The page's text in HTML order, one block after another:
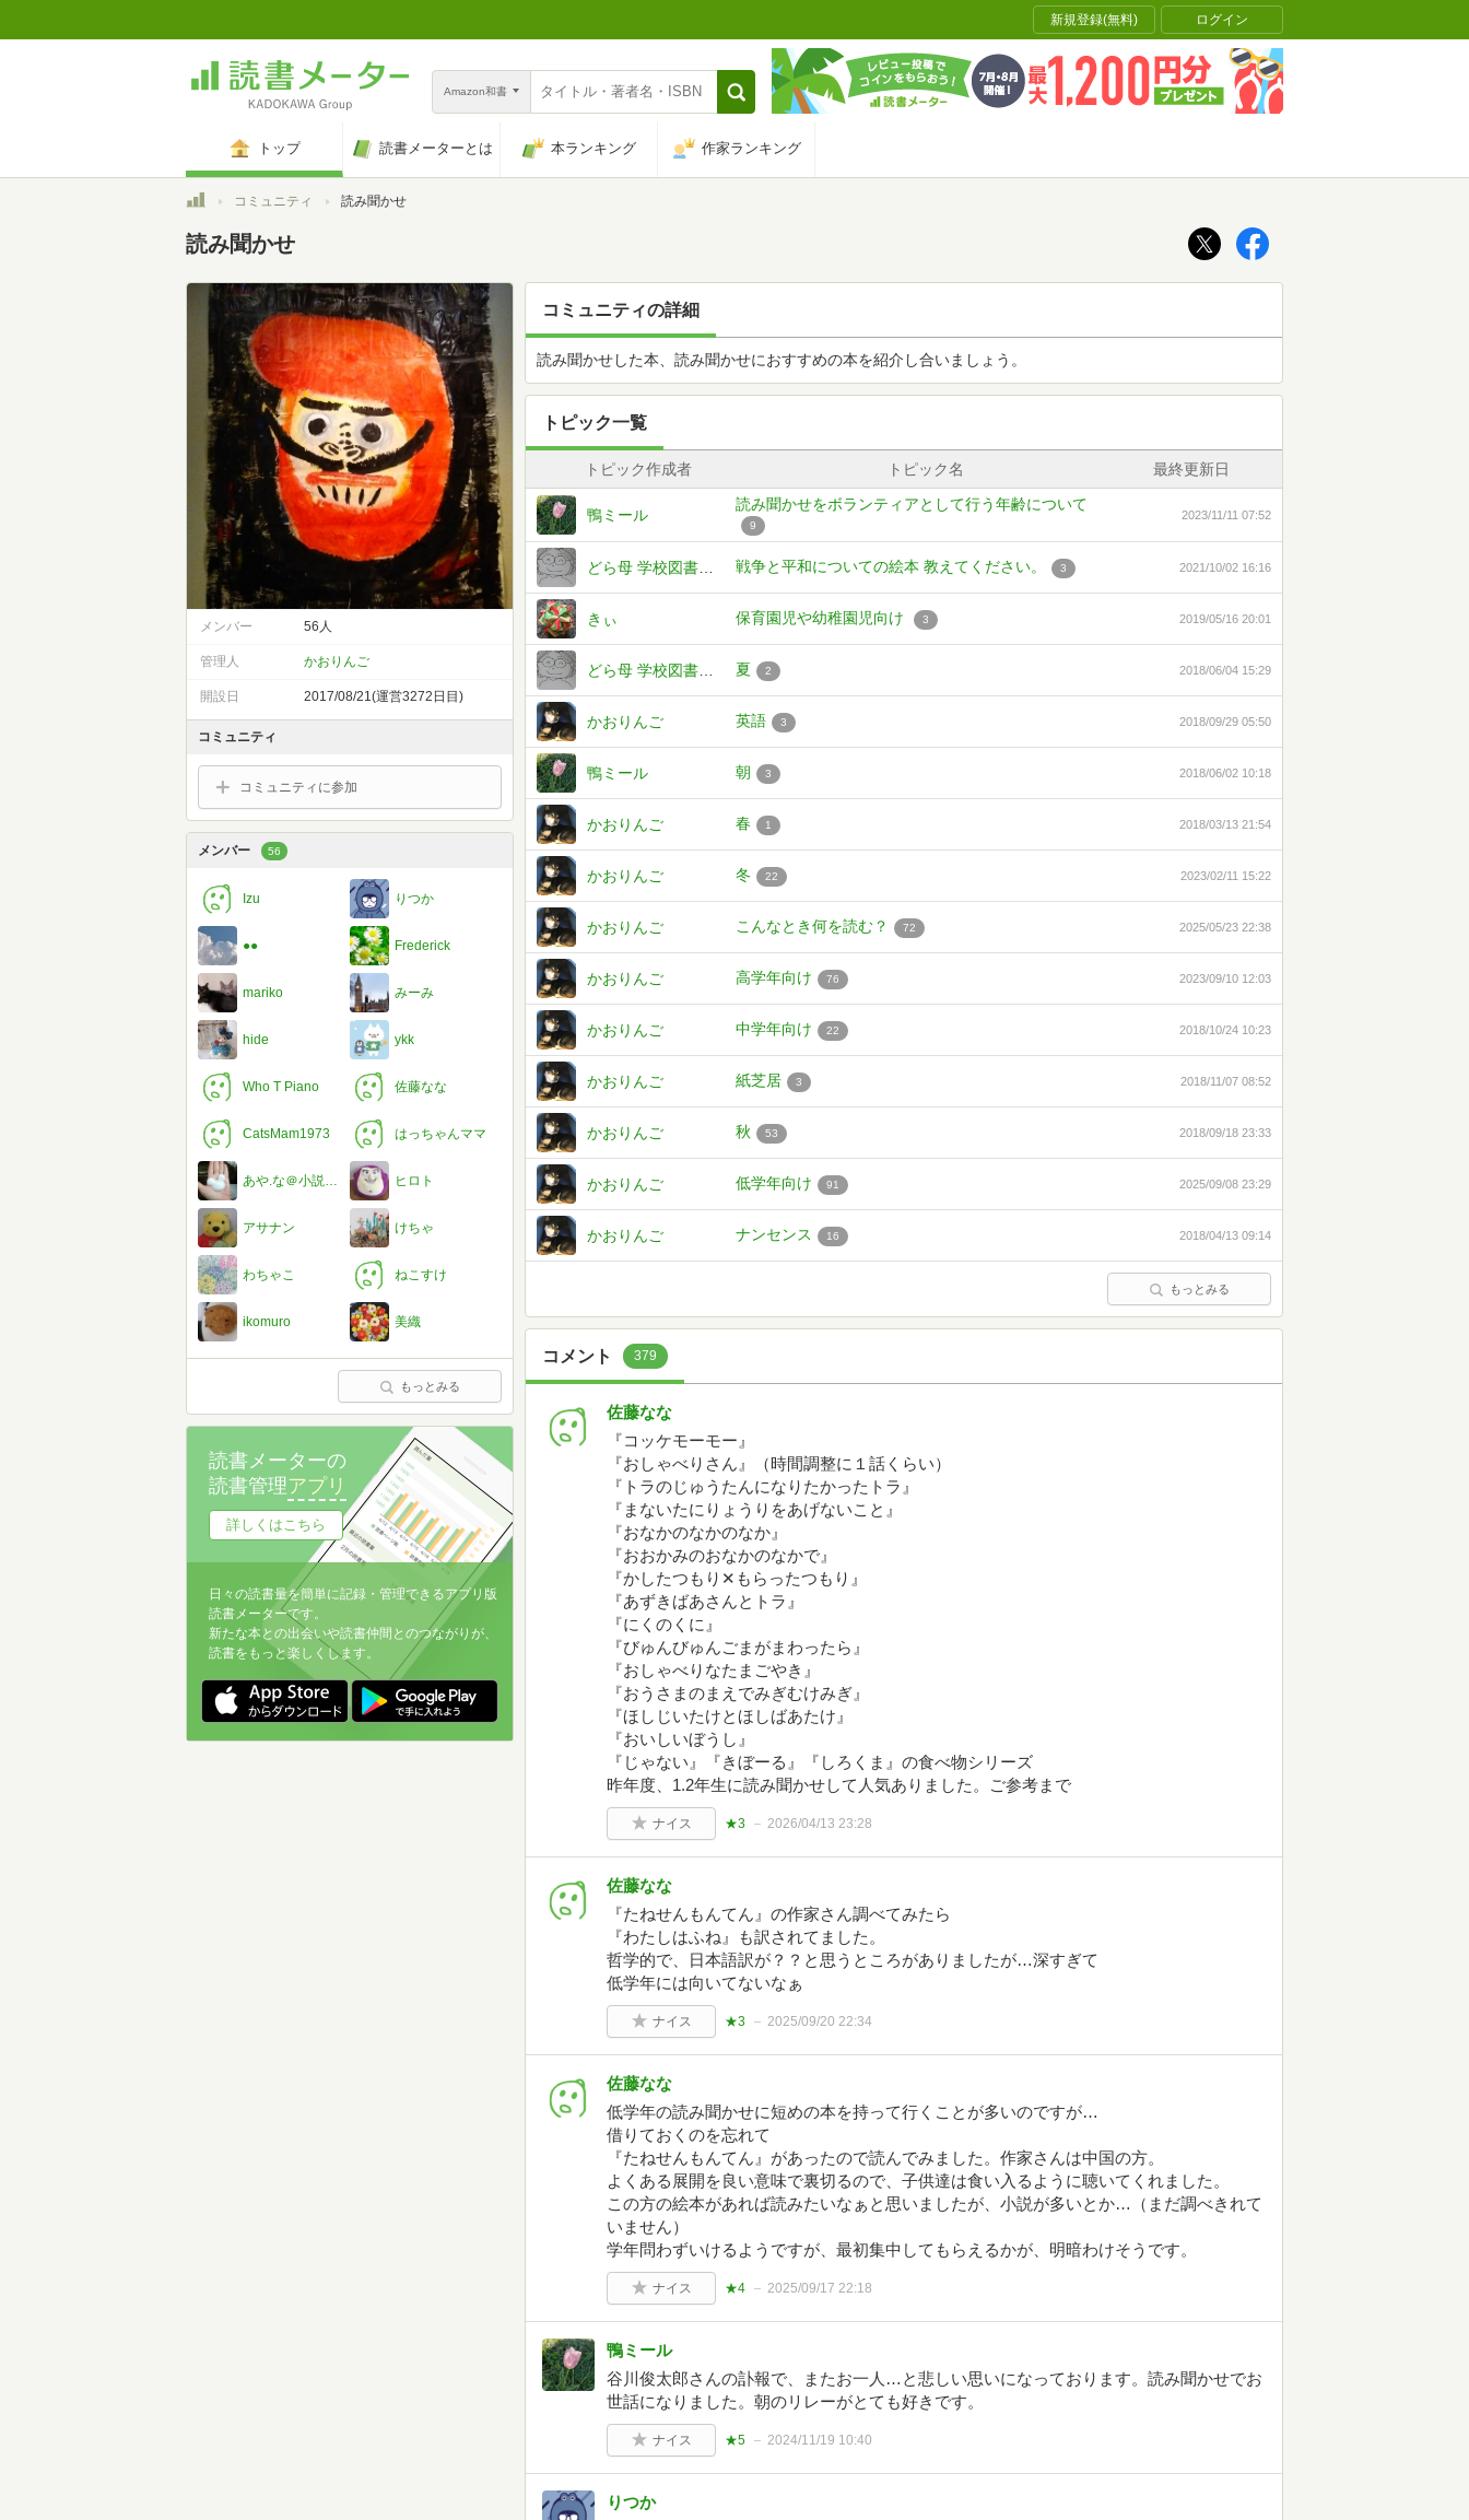
新規登録(無料) ログイン
Amazon和書
トップ 読書メーターとは 本ランキング 作家ランキング
トップコミュニティ 読み聞かせ
読み聞かせ
コミュニティの詳細
読み聞かせした本、読み聞かせにおすすめの本を紹介し合いましょう。
トピック一覧
トピック作成者 トピック名 最終更新日
鴨ミール
読み聞かせをボランティアとして行う年齢について
9
2023/11/11 07:52
戦争と平和についての絵本 教えてください。 3 2021/10/02 16:16
きぃ 保育園児や幼稚園児向け 3 2019/05/16 20:01
夏 2 2018/06/04 15:29
かおりんご 英語 3 2018/09/29 05:50
鴨ミール 朝 3 2018/06/02 10:18
かおりんご 春 1 2018/03/13 21:54
かおりんご 冬 22 2023/02/11 15:22
かおりんご こんなとき何を読む？ 72 2025/05/23 22:38
かおりんご 高学年向け 76 2023/09/10 12:03
かおりんご 中学年向け 22 2018/10/24 10:23
かおりんご 紙芝居 3 2018/11/07 08:52
かおりんご 秋 53 2018/09/18 23:33
かおりんご 低学年向け 91 2025/09/08 23:29
かおりんご ナンセンス 16 2018/04/13 09:14
もっとみる
コメント 379
佐藤なな
『コッケモーモー』
『おしゃべりさん』（時間調整に１話くらい）
『トラのじゅうたんになりたかったトラ』
『まないたにりょうりをあげないこと』
『おなかのなかのなか』
『おおかみのおなかのなかで』
『かしたつもり✕もらったつもり』
『あずきばあさんとトラ』
『にくのくに』
『びゅんびゅんごまがまわったら』
『おしゃべりなたまごやき』
『おうさまのまえでみぎむけみぎ』
『ほしじいたけとほしばあたけ』
『おいしいぼうし』
『じゃない』『きぼーる』『しろくま』の食べ物シリーズ
昨年度、1.2年生に読み聞かせして人気ありました。ご参考まで
ナイス ★3 2026/04/13 23:28
佐藤なな
『たねせんもんてん』の作家さん調べてみたら
『わたしはふね』も訳されてました。
哲学的で、日本語訳が？？と思うところがありましたが…深すぎて
低学年には向いてないなぁ
ナイス ★3 2025/09/20 22:34
佐藤なな
低学年の読み聞かせに短めの本を持って行くことが多いのですが…
借りておくのを忘れて
『たねせんもんてん』があったので読んでみました。作家さんは中国の方。
よくある展開を良い意味で裏切るので、子供達は食い入るように聴いてくれました。
この方の絵本があれば読みたいなぁと思いましたが、小説が多いとか…（まだ調べきれて
いません）
学年問わずいけるようですが、最初集中してもらえるかが、明暗わけそうです。
ナイス ★4 2025/09/17 22:18
鴨ミール
谷川俊太郎さんの訃報で、またお一人…と悲しい思いになっております。読み聞かせでお
世話になりました。朝のリレーがとても好きです。
ナイス ★5 2024/11/19 10:40
りつか
メンバー 56人
管理人 かおりんご
開設日 2017/08/21(運営3272日目)
コミュニティ
コミュニティに参加
メンバー 56
Izu りつか
●● Frederick
mariko みーみ
hide ykk
Who T Piano 佐藤なな
CatsMam1973 はっちゃんママ
あや.な＠小説が好き ヒロト
アサナン けちゃ
わちゃこ ねこすけ
ikomuro 美織
もっとみる
読書メーターの
読書管理アプリ
詳しくはこちら
日々の読書量を簡単に記録・管理できるアプリ版
読書メーターです。
新たな本との出会いや読書仲間とのつながりが、
読書をもっと楽しくします。